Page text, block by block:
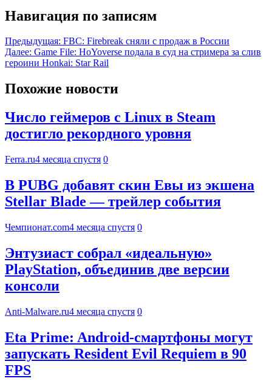
Навигация по записям
Предыдущая: FBC: Firebreak сняли с продаж в России
Далее: Game File: HoYoverse подала в суд на стримера за слив
героини Honkai: Star Rail
Похожие новости
Число геймеров с Linux в Steam
достигло рекордного уровня
Ferra.ru4 месяца спустя 0
В PUBG добавят скин Евы из экшена
Stellar Blade — трейлер события
Чемпионат.com4 месяца спустя 0
Энтузиаст собрал «идеальную»
PlayStation, объединив две версии
консоли
Anti-Malware.ru4 месяца спустя 0
Eta Prime: Android-смартфоны могут
запускать Resident Evil Requiem в 90
FPS